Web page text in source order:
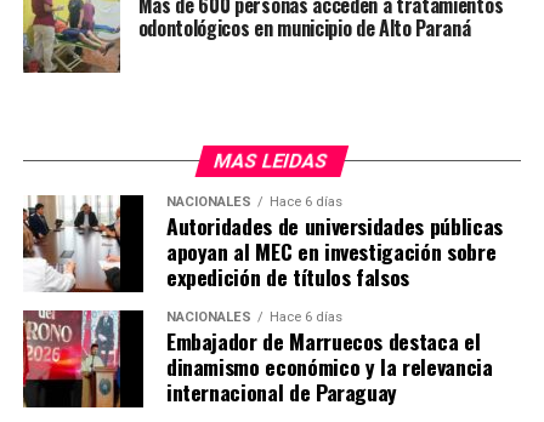
dispuesta a realizar en el país, Hernández explicó que
dependerá del tamaño de la planta solar, estimando una
odontológicos en municipio de Alto Paraná
MAS LEIDAS
NACIONALES Hace 6 días
Autoridades de universidades públicas
apoyan al MEC en investigación sobre
expedición de títulos falsos
NACIONALES Hace 6 días
Embajador de Marruecos destaca el
dinamismo económico y la relevancia
internacional de Paraguay